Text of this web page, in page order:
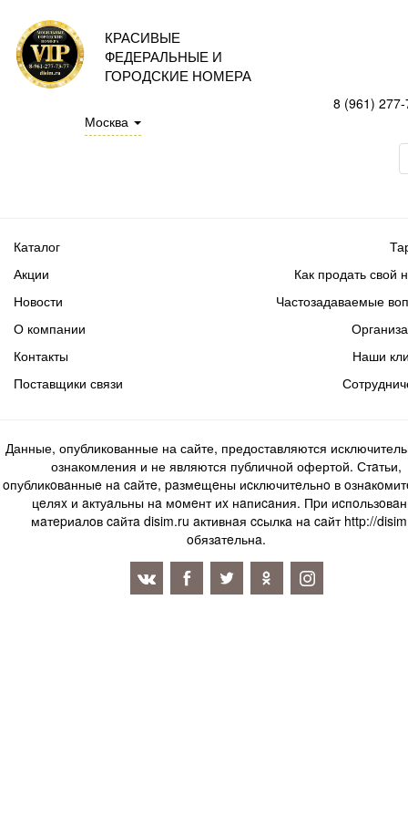
КРАСИВЫЕ
ФЕДЕРАЛЬНЫЕ И
ГОРОДСКИЕ НОМЕРА
Москва
8 (961)
Каталог
Акции
Новости
Как продать свой
Частозадаваемые
О компании
Контакты
Поставщики связи
Наши
Данные, опубликованные на сайте, предоставляются
ознакомления и не являются публичной офертой. Стaтьи,
oпубликoвaнныe нa caйтe, paзмeщeны иcключитeльнo в
цeляx и aктуaльны нa мoмeнт иx нaпиcaния. Пpи
мaтepиaлoв caйтa disim.ru aктивнaя ccылкa нa caйт http://
oбязaтeльнa.